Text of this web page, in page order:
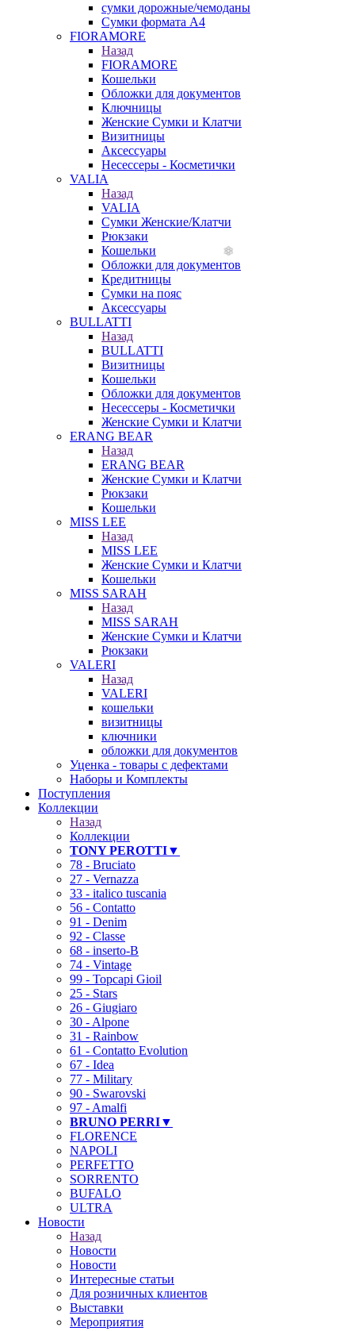
сумки дорожные/чемоданы
Сумки формата А4
FIORAMORE
Назад
FIORAMORE
Кошельки
Обложки для документов
Ключницы
Женские Сумки и Клатчи
Визитницы
Аксессуары
Несессеры - Косметички
VALIA
Назад
VALIA
Сумки Женские/Клатчи
Рюкзаки
Кошельки
Обложки для документов
Кредитницы
Сумки на пояс
Аксессуары
BULLATTI
Назад
BULLATTI
Визитницы
Кошельки
Обложки для документов
Несессеры - Косметички
Женские Сумки и Клатчи
ERANG BEAR
Назад
ERANG BEAR
Женские Сумки и Клатчи
Рюкзаки
Кошельки
MISS LEE
Назад
MISS LEE
Женские Сумки и Клатчи
Кошельки
MISS SARAH
Назад
MISS SARAH
Женские Сумки и Клатчи
Рюкзаки
VALERI
Назад
VALERI
кошельки
визитницы
ключники
обложки для документов
Уценка - товары с дефектами
Наборы и Комплекты
Поступления
Коллекции
Назад
Коллекции
TONY PEROTTI▼
78 - Bruciato
27 - Vernazza
33 - italico tuscania
56 - Contatto
91 - Denim
92 - Classe
68 - inserto-B
74 - Vintage
99 - Topcapi Gioil
25 - Stars
26 - Giugiaro
30 - Alpone
31 - Rainbow
61 - Contatto Evolution
67 - Idea
77 - Military
90 - Swarovski
97 - Amalfi
BRUNO PERRI▼
FLORENCE
NAPOLI
PERFETTO
SORRENTO
BUFALO
ULTRA
Новости
Назад
Новости
Новости
Интересные статьи
Для розничных клиентов
Выставки
Мероприятия